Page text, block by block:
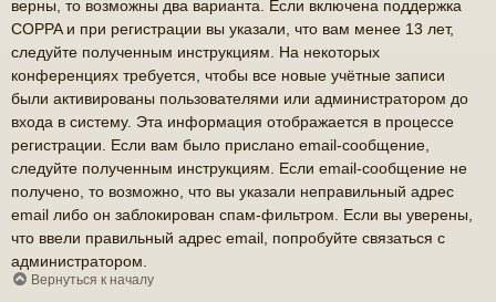
верны, то возможны два варианта. Если включена поддержка
COPPA и при регистрации вы указали, что вам менее 13 лет,
следуйте полученным инструкциям. На некоторых
конференциях требуется, чтобы все новые учётные записи
были активированы пользователями или администратором до
входа в систему. Эта информация отображается в процессе
регистрации. Если вам было прислано email-сообщение,
следуйте полученным инструкциям. Если email-сообщение не
получено, то возможно, что вы указали неправильный адрес
email либо он заблокирован спам-фильтром. Если вы уверены,
что ввели правильный адрес email, попробуйте связаться с
администратором.
Вернуться к началу